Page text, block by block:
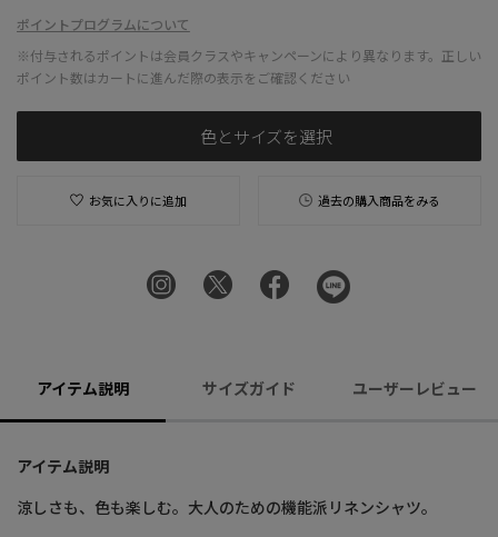
ポイントプログラムについて
※付与されるポイントは会員クラスやキャンペーンにより異なります。正しい
ポイント数はカートに進んだ際の表示をご確認ください
色とサイズを選択
お気に入りに追加 過去の購入商品をみる
アイテム説明 サイズガイド ユーザーレビュー
アイテム説明
涼しさも、色も楽しむ。大人のための機能派リネンシャツ。